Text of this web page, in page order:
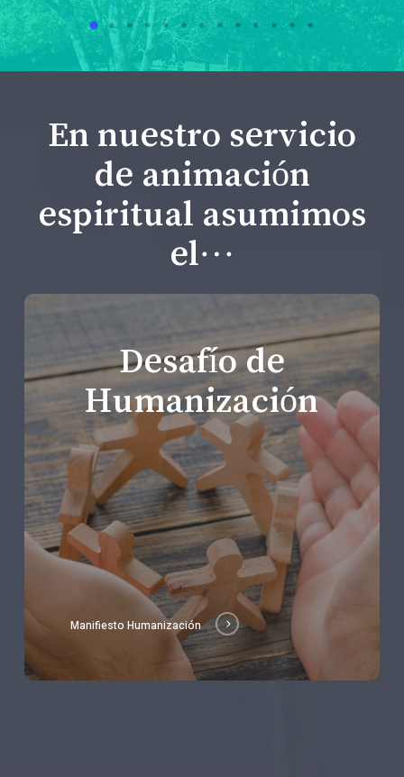
En nuestro servicio
de animación
espiritual asumimos
el…
Desafío de
Humanización
Manifiesto Humanización